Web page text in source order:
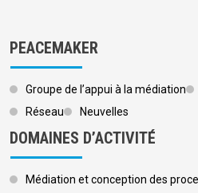
PEACEMAKER
Groupe de l’appui à la médiation
Réseau
Neuvelles
DOMAINES D’ACTIVITÉ
Médiation et conception des